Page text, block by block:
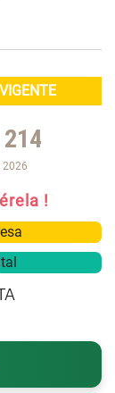
214
2026
!